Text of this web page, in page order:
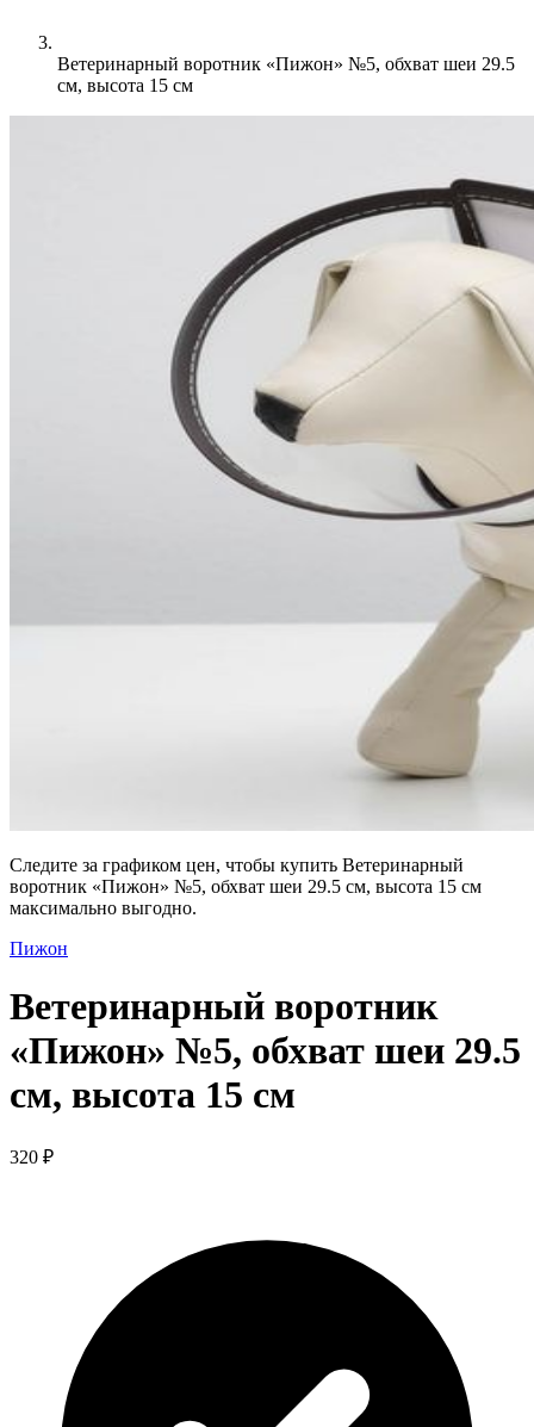
Ветеринарный воротник «Пижон» №5, обхват шеи 29.5
см, высота 15 см
Следите за графиком цен, чтобы купить Ветеринарный
воротник «Пижон» №5, обхват шеи 29.5 см, высота 15 см
максимально выгодно.
Пижон
Ветеринарный воротник
«Пижон» №5, обхват шеи 29.5
см, высота 15 см
320 ₽